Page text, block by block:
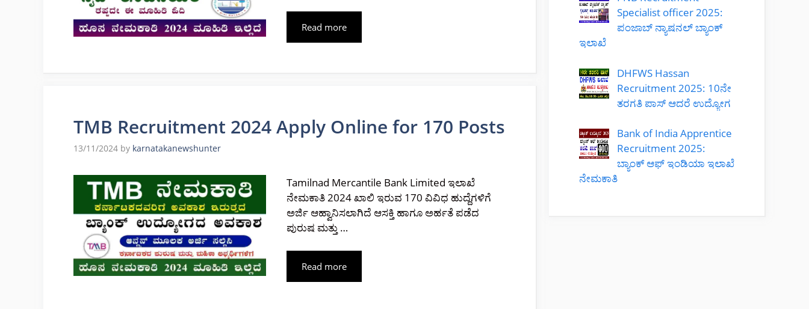
Read more
TMB Recruitment 2024 Apply Online for 170 Posts
13/11/2024 by karnatakanewshunter
Tamilnad Mercantile Bank Limited ಇಲಾಖೆ
ನೇಮಕಾತಿ 2024 ಖಾಲಿ ಇರುವ 170 ವಿವಿಧ ಹುದ್ದೆಗಳಿಗೆ
ಅರ್ಜಿ ಆಹ್ವಾನಿಸಲಾಗಿದೆ ಆಸಕ್ತಿ ಹಾಗೂ ಅರ್ಹತೆ ಪಡೆದ
ಪುರುಷ ಮತ್ತು …
Read more
Specialist officer 2025:
ಪಂಜಾಬ್ ನ್ಯಾಷನಲ್ ಬ್ಯಾಂಕ್
ಇಲಾಖೆ
DHFWS Hassan
Recruitment 2025: 10ನೇ
ತರಗತಿ ಪಾಸ್ ಆದರೆ ಉದ್ಯೋಗ
Bank of India Apprentice
Recruitment 2025:
ಬ್ಯಾಂಕ್ ಆಫ್ ಇಂಡಿಯಾ ಇಲಾಖೆ
ನೇಮಕಾತಿ